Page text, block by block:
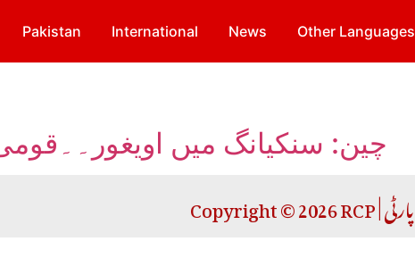
Pakistan International News Other Languages
چین: سنکیانگ میں